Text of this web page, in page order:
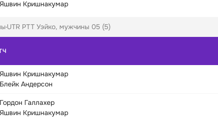
Яшвин Кришнакумар
UTR PTT Уэйко, мужчины 05 (5)
Яшвин Кришнакумар
Блейк Андерсон
Гордон Галлахер
Яшвин Кришнакумар